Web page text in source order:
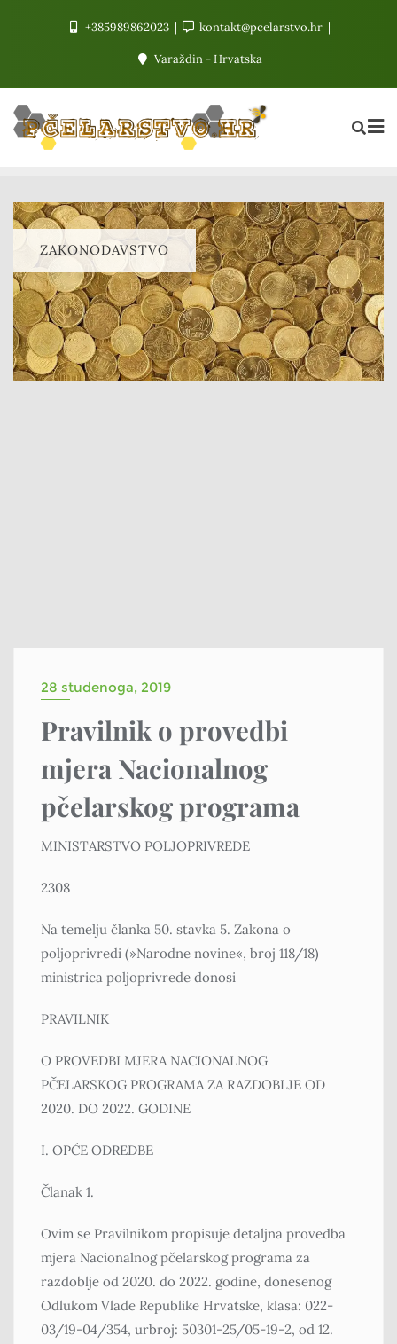
+385989862023 kontakt@pcelarstvo.hr
Varaždin - Hrvatska
ZAKONODAVSTVO
28 studenoga, 2019
Pravilnik o provedbi
mjera Nacionalnog
pčelarskog programa
MINISTARSTVO POLJOPRIVREDE
2308
Na temelju članka 50. stavka 5. Zakona o
poljoprivredi (»Narodne novine«, broj 118/18)
ministrica poljoprivrede donosi
PRAVILNIK
O PROVEDBI MJERA NACIONALNOG
PČELARSKOG PROGRAMA ZA RAZDOBLJE OD
2020. DO 2022. GODINE
I. OPĆE ODREDBE
Članak 1.
Ovim se Pravilnikom propisuje detaljna provedba
mjera Nacionalnog pčelarskog programa za
razdoblje od 2020. do 2022. godine, donesenog
Odlukom Vlade Republike Hrvatske, klasa: 022-
03/19-04/354, urbroj: 50301-25/05-19-2, od 12.